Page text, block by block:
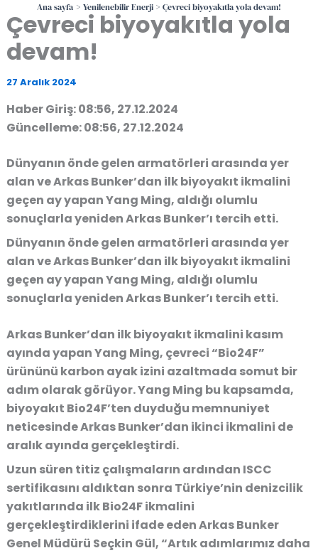
Ana sayfa Yenilenebilir Enerji Çevreci biyoyakıtla yola devam!
Çevreci biyoyakıtla yola
devam!
27 Aralık 2024
Haber Giriş: 08:56, 27.12.2024
Güncelleme: 08:56, 27.12.2024
Dünyanın önde gelen armatörleri arasında yer
alan ve Arkas Bunker’dan ilk biyoyakıt ikmalini
geçen ay yapan Yang Ming, aldığı olumlu
sonuçlarla yeniden Arkas Bunker’ı tercih etti.
Dünyanın önde gelen armatörleri arasında yer
alan ve Arkas Bunker’dan ilk biyoyakıt ikmalini
geçen ay yapan Yang Ming, aldığı olumlu
sonuçlarla yeniden Arkas Bunker’ı tercih etti.
Arkas Bunker’dan ilk biyoyakıt ikmalini kasım
ayında yapan Yang Ming, çevreci “Bio24F”
ürününü karbon ayak izini azaltmada somut bir
adım olarak görüyor. Yang Ming bu kapsamda,
biyoyakıt Bio24F’ten duyduğu memnuniyet
neticesinde Arkas Bunker’dan ikinci ikmalini de
aralık ayında gerçekleştirdi.
Uzun süren titiz çalışmaların ardından ISCC
sertifikasını aldıktan sonra Türkiye’nin denizcilik
yakıtlarında ilk Bio24F ikmalini
gerçekleştirdiklerini ifade eden Arkas Bunker
Genel Müdürü Seçkin Gül, “Artık adımlarımız daha